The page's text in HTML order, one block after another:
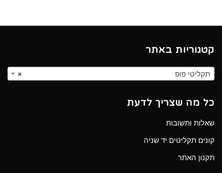
קטגוריות באתר
× תקליטי פופ
כל מה שצריך לדעת
שאלות ותשובות
קונים תקליטים יד שניה
תקנון האתר